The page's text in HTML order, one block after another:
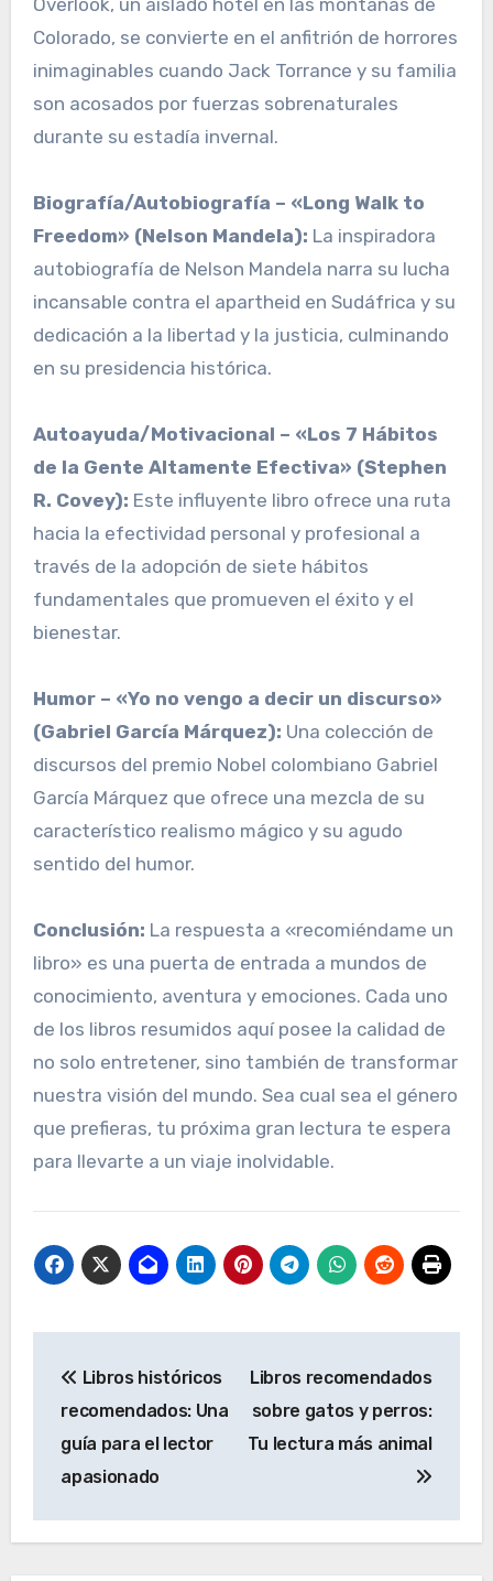
Overlook, un aislado hotel en las montañas de
Colorado, se convierte en el anfitrión de horrores
inimaginables cuando Jack Torrance y su familia
son acosados por fuerzas sobrenaturales
durante su estadía invernal.
Biografía/Autobiografía – «Long Walk to
Freedom» (Nelson Mandela): La inspiradora
autobiografía de Nelson Mandela narra su lucha
incansable contra el apartheid en Sudáfrica y su
dedicación a la libertad y la justicia, culminando
en su presidencia histórica.
Autoayuda/Motivacional – «Los 7 Hábitos
de la Gente Altamente Efectiva» (Stephen
R. Covey): Este influyente libro ofrece una ruta
hacia la efectividad personal y profesional a
través de la adopción de siete hábitos
fundamentales que promueven el éxito y el
bienestar.
Humor – «Yo no vengo a decir un discurso»
(Gabriel García Márquez): Una colección de
discursos del premio Nobel colombiano Gabriel
García Márquez que ofrece una mezcla de su
característico realismo mágico y su agudo
sentido del humor.
Conclusión: La respuesta a «recomiéndame un
libro» es una puerta de entrada a mundos de
conocimiento, aventura y emociones. Cada uno
de los libros resumidos aquí posee la calidad de
no solo entretener, sino también de transformar
nuestra visión del mundo. Sea cual sea el género
que prefieras, tu próxima gran lectura te espera
para llevarte a un viaje inolvidable.
de
entradas
Libros históricos
recomendados: Una
guía para el lector
apasionado
Libros recomendados
sobre gatos y perros:
Tu lectura más animal